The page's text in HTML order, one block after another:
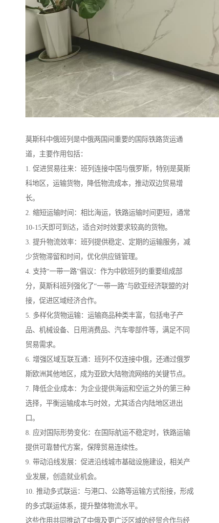
莫斯科中俄班列是中俄两国间重要的国际铁路货运通
道，主要作用包括：
1. 促进贸易往来：班列连接中国与俄罗斯，特别是莫斯
科地区，运输货物，降低物流成本，推动双边贸易增
长。
2. 缩短运输时间：相比海运，铁路运输时间更短，通常
10-15天即可到达，适合对时效要求较高的货物。
3. 提升物流效率：班列提供稳定、定期的运输服务，减
少货物滞留和时间，优化供应链管理。
4. 支持“一带一路”倡议：作为中欧班列的重要组成部
分，莫斯科班列强化了“一带一路”与欧亚经济联盟的对
接，促进区域经济合作。
5. 多样化货物运输：运输商品种类丰富，包括电子产
品、机械设备、日用消费品、汽车零部件等，满足不同
贸易需求。
6. 增强区域互联互通：班列不仅连接中俄，还通过俄罗
斯欧洲其他地区，成为亚欧大陆物流网络的关键节点。
7. 降低企业成本：为企业提供海运和空运之外的第三种
选择，平衡运输成本与时效，尤其适合内陆地区进出
口。
8. 应对国际形势变化：在国际航运不稳定时，铁路运输
提供可靠替代方案，保障贸易连续性。
9. 带动沿线发展：促进沿线城市基础设施建设，相关产
业发展，创造就业机会。
10. 推动多式联运：与港口、公路等运输方式衔接，形成
的多式联运体系，提升整体物流水平。
这些作用共同推动了中俄及更广泛区域的经贸合作与经